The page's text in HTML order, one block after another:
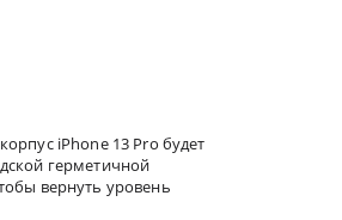
iPhone 13 Pro будет
герметичной
вернуть уровень